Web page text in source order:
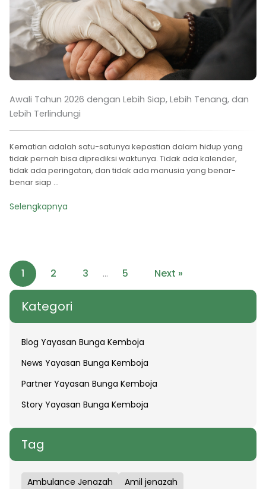
Awali Tahun 2026 dengan Lebih Siap, Lebih Tenang, dan
Lebih Terlindungi
Kematian adalah satu-satunya kepastian dalam hidup yang
tidak pernah bisa diprediksi waktunya. Tidak ada kalender,
tidak ada peringatan, dan tidak ada manusia yang benar-
benar siap ...
Selengkapnya
1 2 3 … 5 Next »
Kategori
Blog Yayasan Bunga Kemboja
News Yayasan Bunga Kemboja
Partner Yayasan Bunga Kemboja
Story Yayasan Bunga Kemboja
Tag
Ambulance Jenazah
Amil jenazah